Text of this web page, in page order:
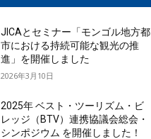
JICAとセミナー「モンゴル地方都
市における持続可能な観光の推
進」を開催しました
2026年3月10日
2025年 ベスト・ツーリズム・ビ
レッジ（BTV）連携協議会総会・
シンポジウム を開催しました！